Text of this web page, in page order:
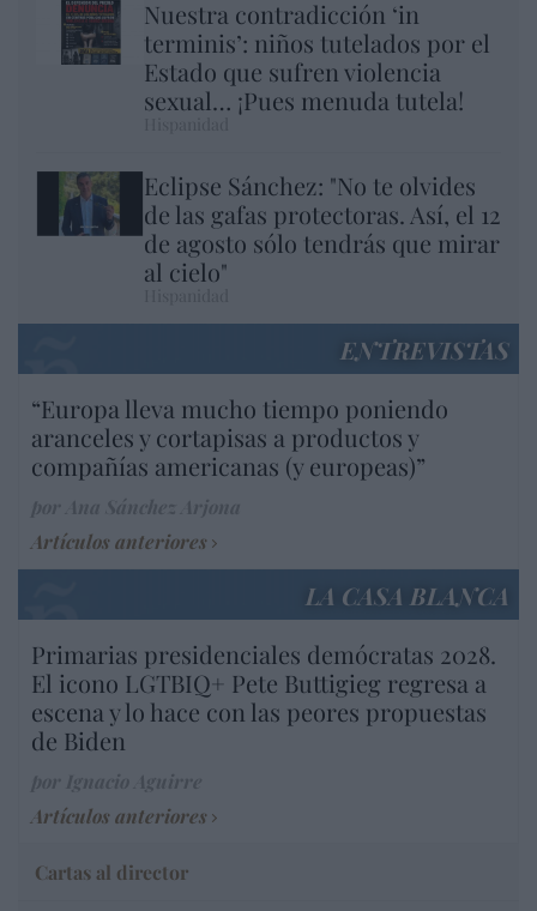
Nuestra contradicción ‘in
terminis’: niños tutelados por el
Estado que sufren violencia
sexual… ¡Pues menuda tutela!
Eclipse Sánchez: "No te olvides
de las gafas protectoras. Así, el 12
de agosto sólo tendrás que mirar
al cielo"
ENTREVISTAS
“Europa lleva mucho tiempo poniendo
aranceles y cortapisas a productos y
compañías americanas (y europeas)”
Artículos anteriores
LA CASA BLANCA
Primarias presidenciales demócratas 2028.
El icono LGTBIQ+ Pete Buttigieg regresa a
escena y lo hace con las peores propuestas
de Biden
Artículos anteriores
Cartas al director